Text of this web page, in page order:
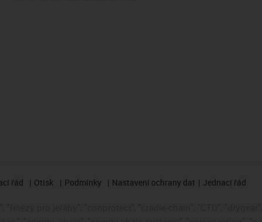
řád Otisk Podmínky Nastavení ochrany dat Jednací řád